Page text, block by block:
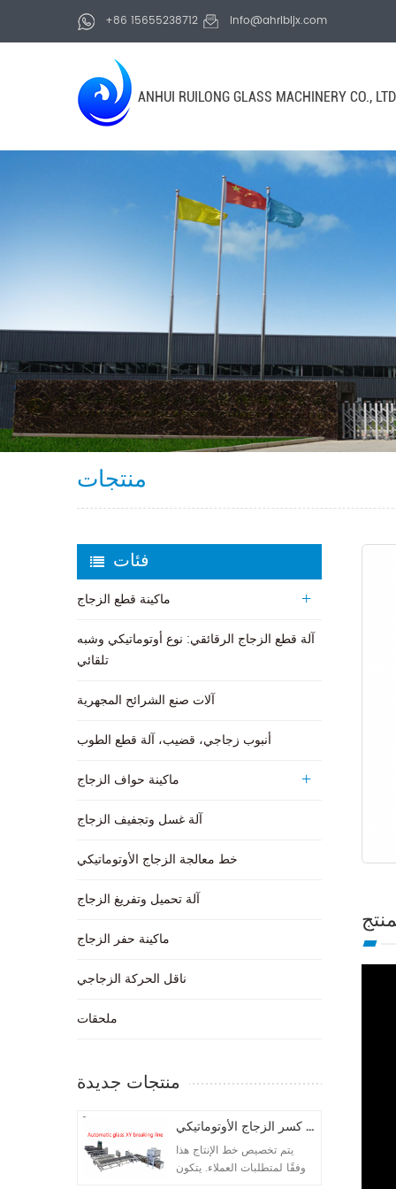
+86 15655238712 info@ahrlbljx.com
ANHUI RUILONG GLASS MACHINERY CO.,
منتجات
فئات
ماكينة قطع الزجاج
آلة قطع الزجاج الرقائقي: نوع أوتوماتيكي وشبه
تلقائي
آلات صنع الشرائح المجهرية
أنبوب زجاجي، قضيب، آلة قطع الطوب
ماكينة حواف الزجاج
آلة غسل وتجفيف الزجاج
خط معالجة الزجاج الأوتوماتيكي
آلة تحميل وتفريغ الزجاج
ماكينة حفر الزجاج
ناقل الحركة الزجاجي
ملحقات
منتجات جديدة
خط كسر الزجاج الأوتوماتيكي
يتم تخصيص خط الإنتاج هذا
وفقًا لمتطلبات العملاء. يتكون